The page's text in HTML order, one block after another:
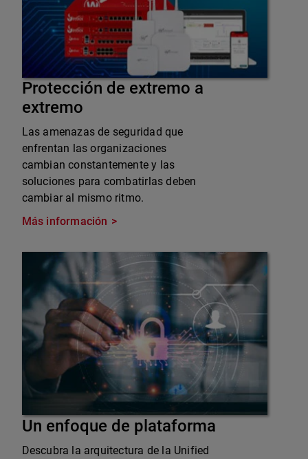
Protección de extremo a
extremo
Las amenazas de seguridad que
enfrentan las organizaciones
cambian constantemente y las
soluciones para combatirlas deben
cambiar al mismo ritmo.
Más información
Un enfoque de plataforma
Descubra la arquitectura de la Unified